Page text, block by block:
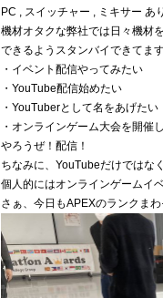
PC , スイッチャー , ミキサー あ
機材オタクな弊社では日々機材
できるようスタンバイできてます
・イベント配信やってみたい
・YouTube配信始めたい
・YouTuberとして名をあげたい
・オンラインゲーム大会を開催
やろうぜ！配信！
ちなみに、YouTubeだけではな
個人的にはオンラインゲームイ
さぁ、今日もAPEXのランクまわ